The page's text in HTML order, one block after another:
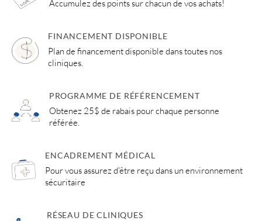
Accumulez des points sur chacun de vos achats!
FINANCEMENT DISPONIBLE
Plan de financement disponible dans toutes nos
cliniques.
PROGRAMME DE RÉFÉRENCEMENT
Obtenez 25$ de rabais pour chaque personne
référée.
ENCADREMENT MÉDICAL
Pour vous assurez d'être reçu dans un environnement
sécuritaire
RÉSEAU DE CLINIQUES